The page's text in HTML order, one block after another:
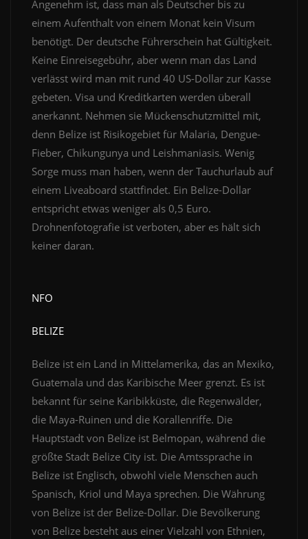
Angenehm ist, dass man als Deutscher bis zu
einem Aufenthalt von einem Monat kein Visum
benötigt. Der deutsche Führerschein hat Gültigkeit.
Keine Einreisegebühr, aber wenn man das Land
verlässt wird man mit rund 40 US-Dollar zur Kasse
gebeten. Visa und Kreditkarten werden überall
anerkannt. Nehmen sie Mückenschutzmittel mit,
denn Belize ist Risikogebiet für Malaria, Dengue-
Fieber, Chikungunya und Leishmaniasis. Wenig
Sorge muss man haben, wenn der Tauchurlaub auf
einem Liveaboard stattfindet. Ein Belize-Dollar
entspricht etwas weniger als 0,5 Euro.
Drohnenfotografie ist verboten, aber es hält sich
keiner daran.
NFO
BELIZE
Belize ist ein Land in Mittelamerika, das an Mexiko,
Guatemala und das Karibische Meer grenzt. Es ist
bekannt für seine Karibikküste, die Regenwälder,
die Maya-Ruinen und die Korallenriffe. Die
Hauptstadt von Belize ist Belmopan, während die
größte Stadt Belize City ist. Die Amtssprache in
Belize ist Englisch, obwohl viele Menschen auch
Spanisch, Kriol und Maya sprechen. Die Währung
von Belize ist der Belize-Dollar. Die Bevölkerung
von Belize besteht aus einer Vielzahl von Ethnien,